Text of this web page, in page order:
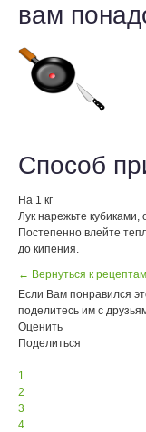
вам
Способ
На 1 кг
Лук нарежьте кубиками,
Постепенно влейте
до кипения.
← Вернуться к
Если Вам понравился
поделитесь им с
Оценить
Поделиться
1
2
3
4